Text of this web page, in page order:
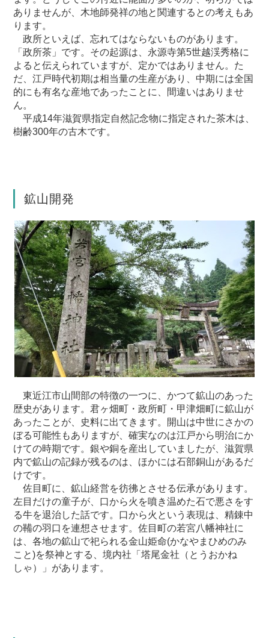
ありませんが、木地師発祥の地と関連するとの考えもあ
ります。
政所といえば、忘れてはならないものがあります。
「政所茶」です。その起源は、永源寺第5世越渓秀格に
よると伝えられていますが、定かではありません。た
だ、江戸時代初期は相当量の生産があり、中期には全国
的にも有名な産地であったことに、間違いはありませ
ん。
平成14年滋賀県指定自然記念物に指定された茶木は、
樹齢300年の古木です。
鉱山開発
東近江市山間部の特徴の一つに、かつて鉱山のあった
歴史があります。君ヶ畑町・政所町・甲津畑町に鉱山が
あったことが、史料に出てきます。開山は中世にさかの
ぼる可能性もありますが、確実なのは江戸から明治にか
けての時期です。銀や銅を産出していましたが、滋賀県
内で鉱山の記録が残るのは、ほかには石部銅山があるだ
けです。
佐目町に、鉱山経営を彷彿とさせる伝承があります。
左目だけの童子が、口から火を噴き温めた石で悪さをす
る牛を退治した話です。口から火という表現は、精錬中
の鞴の羽口を連想させます。佐目町の若宮八幡神社に
は、各地の鉱山で祀られる金山姫命(かなやまひめのみ
こと)を祭神とする、境内社「塔尾金社（とうおかね
しゃ）」があります。